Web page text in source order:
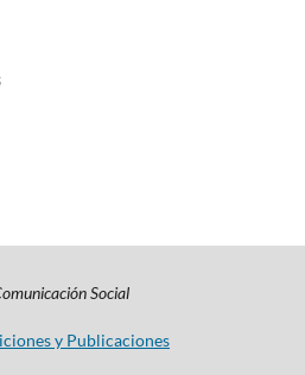
Social
y Publicaciones